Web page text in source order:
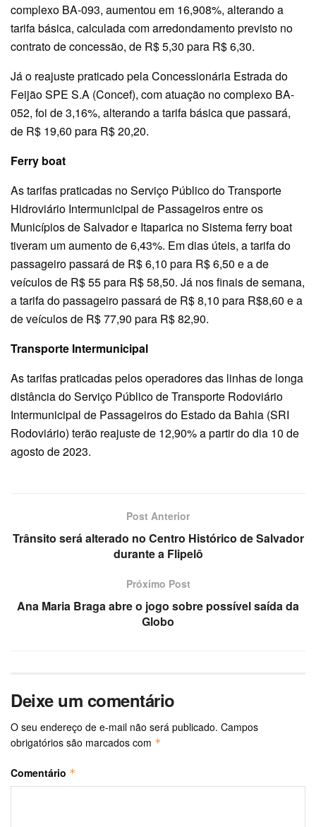
complexo BA-093, aumentou em 16,908%, alterando a
tarifa básica, calculada com arredondamento previsto no
contrato de concessão, de R$ 5,30 para R$ 6,30.
Já o reajuste praticado pela Concessionária Estrada do
Feijão SPE S.A (Concef), com atuação no complexo BA-
052, foi de 3,16%, alterando a tarifa básica que passará,
de R$ 19,60 para R$ 20,20.
Ferry boat
As tarifas praticadas no Serviço Público do Transporte
Hidroviário Intermunicipal de Passageiros entre os
Municípios de Salvador e Itaparica no Sistema ferry boat
tiveram um aumento de 6,43%. Em dias úteis, a tarifa do
passageiro passará de R$ 6,10 para R$ 6,50 e a de
veículos de R$ 55 para R$ 58,50. Já nos finais de semana,
a tarifa do passageiro passará de R$ 8,10 para R$8,60 e a
de veículos de R$ 77,90 para R$ 82,90.
Transporte Intermunicipal
As tarifas praticadas pelos operadores das linhas de longa
distância do Serviço Público de Transporte Rodoviário
Intermunicipal de Passageiros do Estado da Bahia (SRI
Rodoviário) terão reajuste de 12,90% a partir do dia 10 de
agosto de 2023.
Post Anterior
Trânsito será alterado no Centro Histórico de Salvador
durante a Flipelô
Próximo Post
Ana Maria Braga abre o jogo sobre possível saída da
Globo
Deixe um comentário
O seu endereço de e-mail não será publicado. Campos
obrigatórios são marcados com *
Comentário *